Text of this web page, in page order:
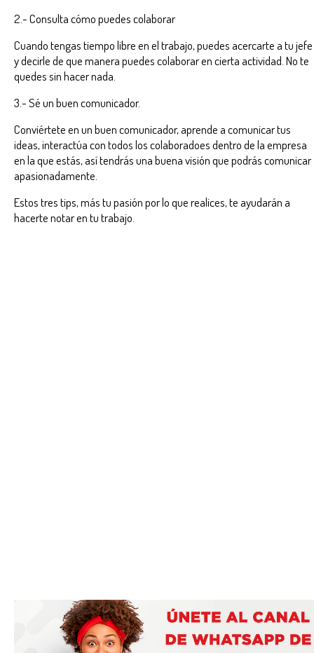
2.- Consulta cómo puedes colaborar
Cuando tengas tiempo libre en el trabajo, puedes acercarte a tu jefe
y decirle de que manera puedes colaborar en cierta actividad. No te
quedes sin hacer nada.
3.- Sé un buen comunicador.
Conviértete en un buen comunicador, aprende a comunicar tus
ideas, interactúa con todos los colaboradoes dentro de la empresa
en la que estás, así tendrás una buena visión que podrás comunicar
apasionadamente.
Estos tres tips, más tu pasión por lo que realices, te ayudarán a
hacerte notar en tu trabajo.